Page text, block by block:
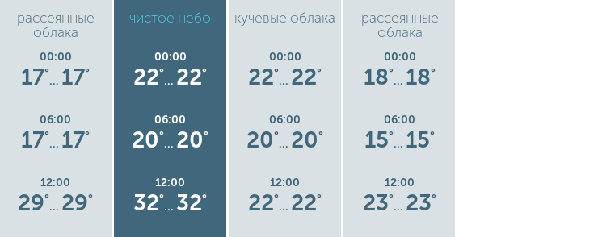
рассеянные
облака
00:00
17°
… 17°
06:00
17°
… 17°
12:00
29°
… 29°
чистое небо
00:00
22°
… 22°
06:00
20°
… 20°
12:00
32°
… 32°
кучевые облака
00:00
22°
… 22°
06:00
20°
… 20°
12:00
22°
… 22°
рассеянные
облака
00:00
18°
… 18°
06:00
15°
… 15°
12:00
23°
… 23°